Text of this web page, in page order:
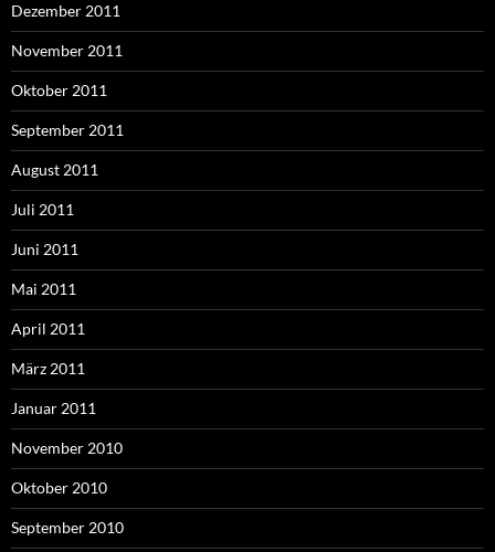
Dezember 2011
November 2011
Oktober 2011
September 2011
August 2011
Juli 2011
Juni 2011
Mai 2011
April 2011
März 2011
Januar 2011
November 2010
Oktober 2010
September 2010